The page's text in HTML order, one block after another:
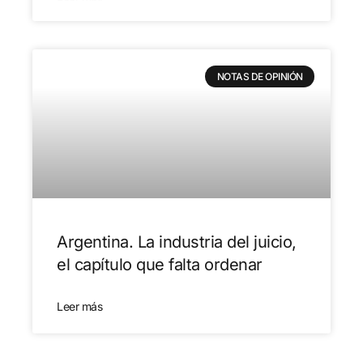
NOTAS DE OPINIÓN
Argentina. La industria del juicio,
el capítulo que falta ordenar
Leer más